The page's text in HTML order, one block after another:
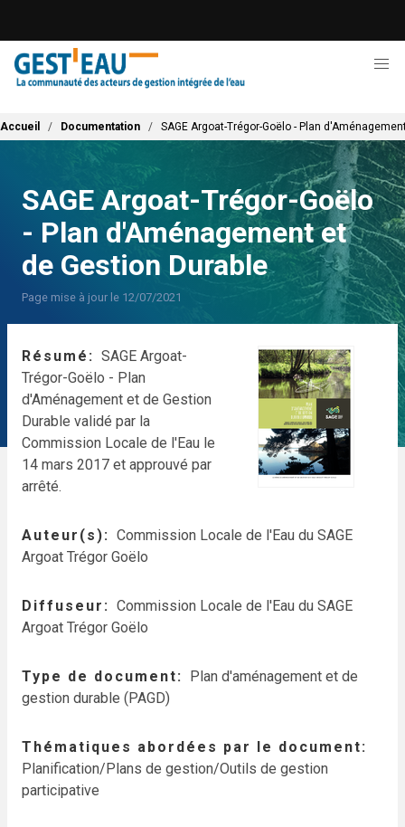
contenu
principal
Fil d'Ariane
Accueil Documentation SAGE Argoat-Trégor-Goëlo - Plan
SAGE Argoat-Trégor-Goëlo
- Plan d'Aménagement et
de Gestion Durable
Page mise à jour le 12/07/2021
Résumé
SAGE Argoat-
Trégor-Goëlo - Plan
d'Aménagement et de Gestion
Durable validé par la
Commission Locale de l'Eau le
14 mars 2017 et approuvé par
arrêté.
Auteur(s)
Commission Locale de l'Eau du SAGE
Argoat Trégor Goëlo
Diffuseur
Commission Locale de l'Eau du SAGE
Argoat Trégor Goëlo
Type de document
Plan d'aménagement et de
gestion durable (PAGD)
Thématiques abordées par le document
Planification/Plans de gestion/Outils de gestion
participative